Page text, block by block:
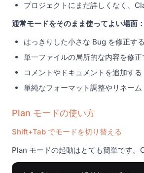
プロジェクトにまだ詳しくなく、
通常モードをそのまま使ってよい場面：
はっきりした小さな Bug を修正する
単一ファイルの局所的な内容を修正
コメントやドキュメントを追加する
単純なフォーマット調整やリネーム
Plan モードの使い方
Shift+Tab でモードを切り替える
Plan モードの起動はとても簡単です